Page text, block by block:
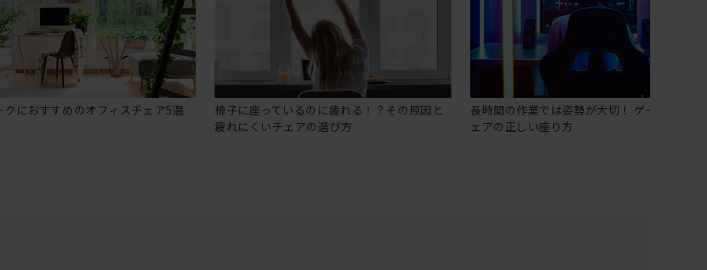
クにおすすめのオフィスチェア5選
椅子に座っているのに疲れる！？その原因と
疲れにくいチェアの選び方
長時間の作業では姿勢が大切！ ゲーミングチ
ェアの正しい座り方